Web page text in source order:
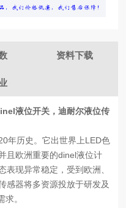
资料下载
液位开关，迪耐尔液位传
年历史。它出世界上LED色
且欧洲重要的dinel液位计
表现异常稳定，受到欧洲、
感器将多资源投放于研发及
。